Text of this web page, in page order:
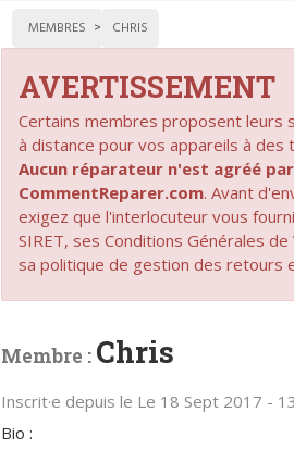
MEMBRES CHRIS
AVERTISSEMENT
Certains membres proposent leurs
à distance pour vos appareils à des
Aucun réparateur n'est agréé par
CommentReparer.com. Avant
exigez que l'interlocuteur vous
SIRET, ses Conditions Générales
sa politique de gestion des retours
Membre : Chris
Inscrit·e depuis le Le 18 Sept 2017 -
Bio :